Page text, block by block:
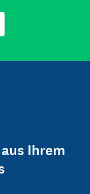
Ihrem